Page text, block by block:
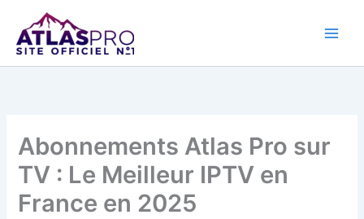
content
Abonnements Atlas Pro sur
TV : Le Meilleur IPTV en
France en 2025